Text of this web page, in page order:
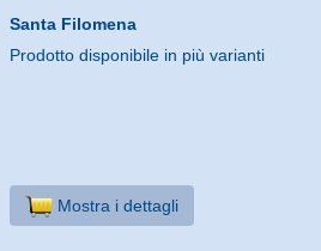
Santa Filomena
Prodotto disponibile in più varianti
Mostra i dettagli